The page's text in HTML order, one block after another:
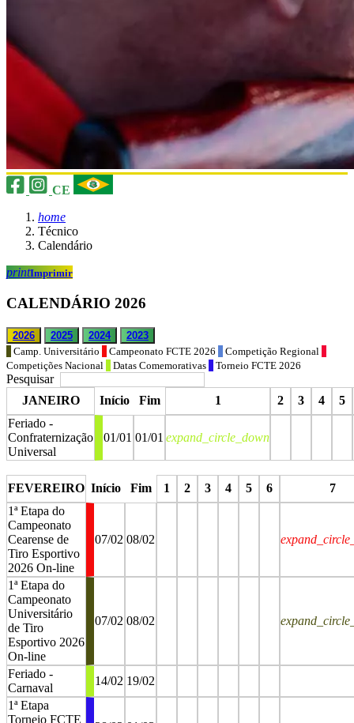
CE
home
Técnico
Calendário
printImprimir
CALENDÁRIO 2026
2026 2025 2024
2023
Camp. Universitário
Campeonato FCTE 2026
Competição Regional
Competições Nacional
Datas Comemorativas Torneio FCTE 2026
Pesquisar
JANEIRO
Início Fim 1 2 3 4
5
Feriado -
Confraternização
Universal
01/01 01/01 expand_circle_down
FEVEREIRO Início Fim 1 2 3 4 5 6
7
1ª Etapa do
Campeonato
Cearense de
Tiro Esportivo
2026 On-line
07/02 08/02
1ª Etapa do
Campeonato
Universitário
de Tiro
Esportivo 2026
On-line
07/02 08/02
Feriado -
Carnaval
14/02 19/02
1ª Etapa
Torneio FCTE